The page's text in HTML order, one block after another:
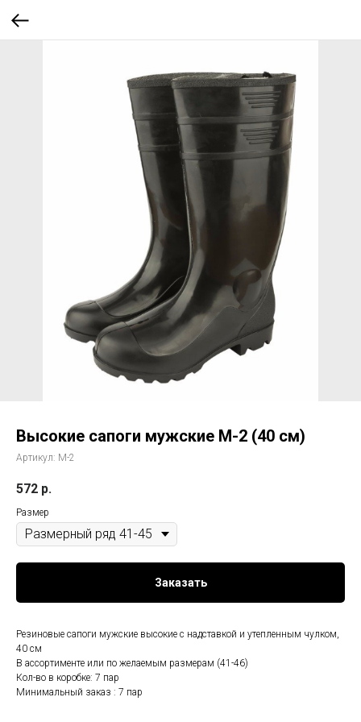
Высокие сапоги мужские М-2 (40 см)
Артикул: М-2
572 р.
Размер
Заказать
Резиновые сапоги мужские высокие с надставкой и утепленным чулком,
40 см
В ассортименте или по желаемым размерам (41-46)
Кол-во в коробке: 7 пар
Минимальный заказ : 7 пар